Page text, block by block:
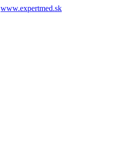
www.expertmed.sk